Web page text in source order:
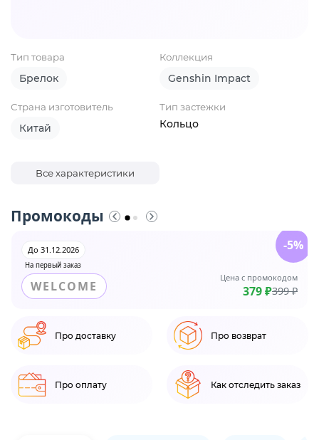
Тип товара
Брелок
Коллекция
Genshin Impact
Страна изготовитель
Китай
Тип застежки
Кольцо
Все характеристики
Промокоды
На первый заказ
До 31.12.2026
WELCOME
Цена с промокодом
379 ₽399 ₽
-5%
Про доставку Про возврат
Про оплату Как отследить заказ